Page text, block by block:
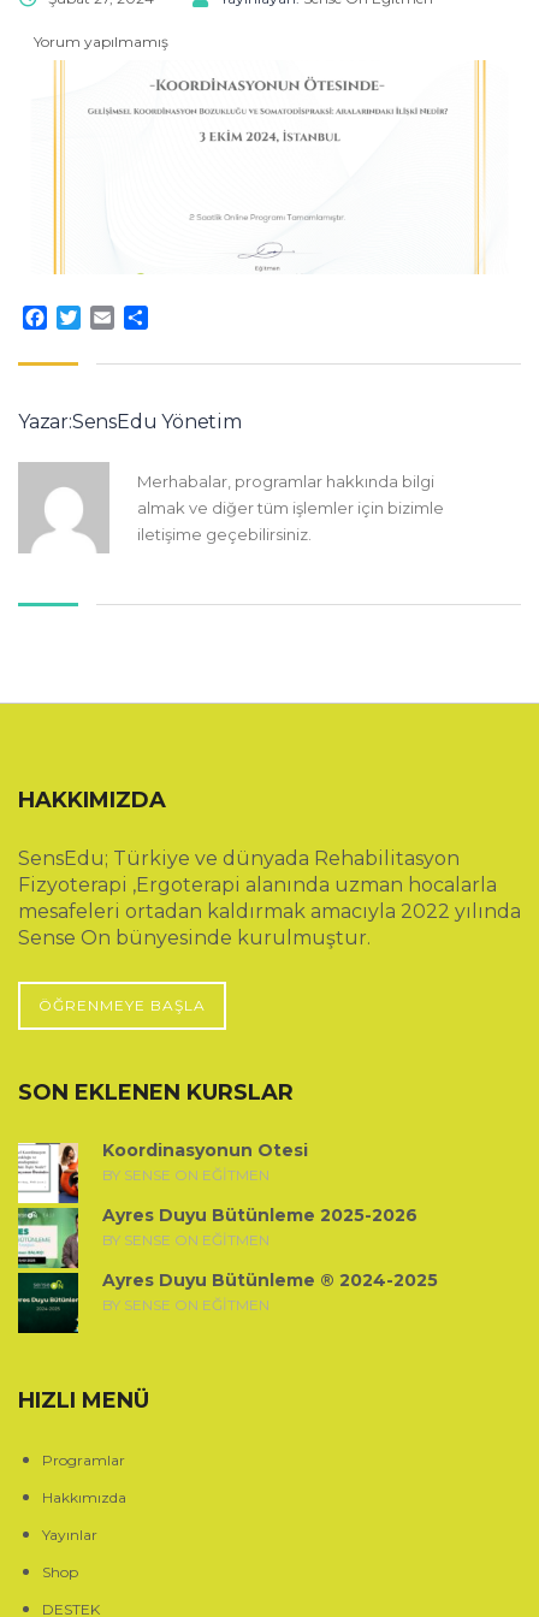
Yorum yapılmamış
Facebook
TwitterEmail
Yazar:SensEdu Yönetim
Merhabalar, programlar hakkında bilgi
almak ve diğer tüm işlemler için bizimle
iletişime geçebilirsiniz.
HAKKIMIZDA
SensEdu; Türkiye ve dünyada Rehabilitasyon
Fizyoterapi ,Ergoterapi alanında uzman hocalarla
mesafeleri ortadan kaldırmak amacıyla 2022 yılında
Sense On bünyesinde kurulmuştur.
ÖĞRENMEYE BAŞLA
SON EKLENEN KURSLAR
Koordinasyonun Ötesi
BY SENSE ON EĞITMEN
Ayres Duyu Bütünleme 2025-2026
BY SENSE ON EĞITMEN
Ayres Duyu Bütünleme ® 2024-2025
BY SENSE ON EĞITMEN
HIZLI MENÜ
Programlar
Hakkımızda
Yayınlar
Shop
DESTEK